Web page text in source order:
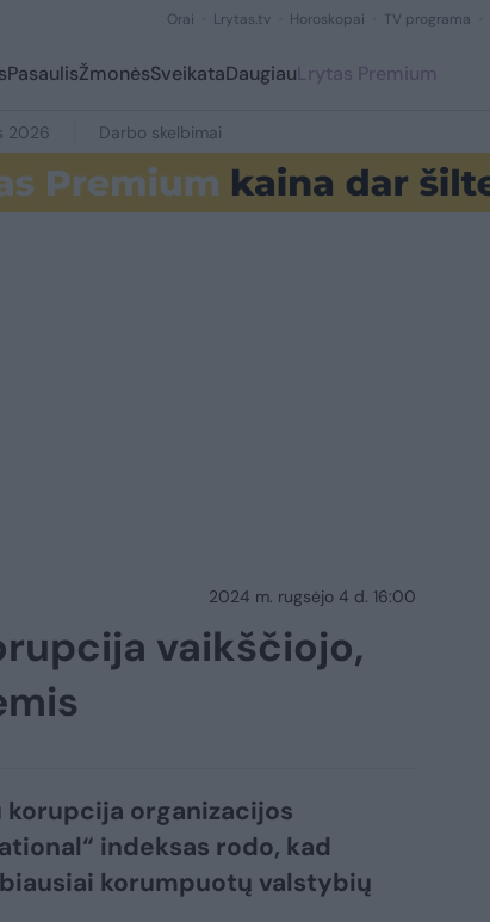
Orai Lrytas.tv Horoskopai TV programa
PasaulisŽmonėsSveikataDaugiauLrytas Premium
2026 Darbo skelbimai
2024 m. rugsėjo 4 d. 16:00
vaikščiojo,
organizacijos
indeksas rodo, kad
korumpuotų valstybių